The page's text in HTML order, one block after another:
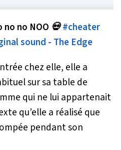
no no NOO 💀#cheater
sound - The Edge
chez elle, elle a
sur sa table de
qui ne lui appartenait
qu’elle a réalisé que
pendant son